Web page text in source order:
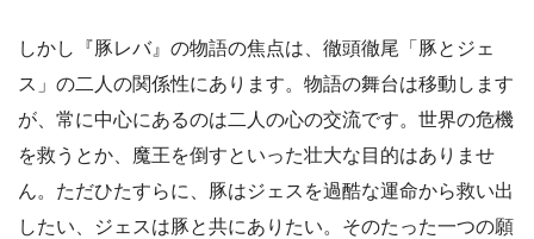
しかし『豚レバ』の物語の焦点は、徹頭徹尾「豚とジェ
ス」の二人の関係性にあります。物語の舞台は移動します
が、常に中心にあるのは二人の心の交流です。世界の危機
を救うとか、魔王を倒すといった壮大な目的はありませ
ん。ただひたすらに、豚はジェスを過酷な運命から救い出
したい、ジェスは豚と共にありたい。そのたった一つの願